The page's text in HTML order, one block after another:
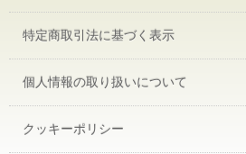
特定商取引法に基づく表示
個人情報の取り扱いについて
クッキーポリシー